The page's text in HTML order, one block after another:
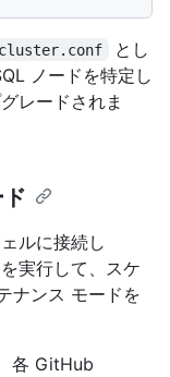
cluster.conf
とし
ノードを特定し
レードされま
ルに接続し
を実行して、スケ
ナンス モードを
、各 GitHub